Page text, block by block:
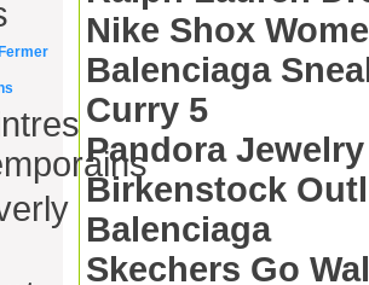
Nike Shox
Balenciaga
Curry 5
Pandora Jewelry
Birkenstock
Balenciaga
Skechers Go